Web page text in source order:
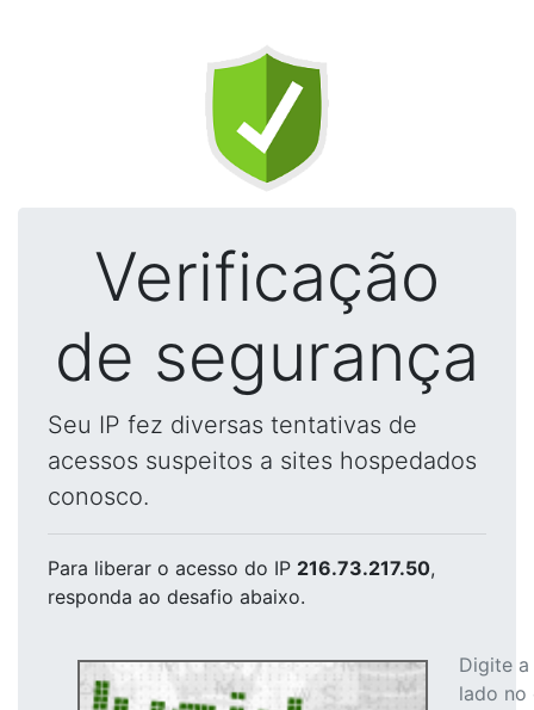
Verificação
de segurança
Seu IP fez diversas tentativas de
acessos suspeitos a sites hospedados
conosco.
Para liberar o acesso do IP 216.73.217.50,
responda ao desafio abaixo.
Digite
lado no